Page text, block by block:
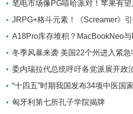
旗舰性能升级
笔电市场像PG嘻哈派对！苹果有
尔进前三
JRPG+格斗元素！《Screamer》
讯手游新焦点
A18Pro库存堆积？MacBookNeo
火焰狂潮意外同框
冬季风暴来袭 美国22个州进入紧急
委内瑞拉代总统呼吁各党派展开政
“十四五”时期我国发布34项中医国
匈牙利第七所孔子学院揭牌